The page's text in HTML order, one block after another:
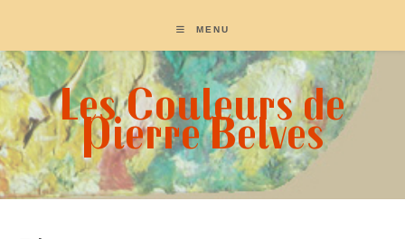
content
MENU
Les Couleurs de
Pierre Belves